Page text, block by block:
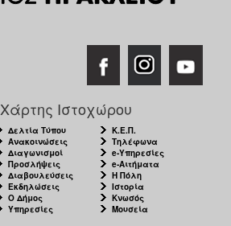
Χάρτης Ιστοχώρου
Δελτία Τύπου
Ανακοινώσεις
Διαγωνισμοί
Προσλήψεις
Διαβουλεύσεις
Εκδηλώσεις
Ο Δήμος
Υπηρεσίες
Κ.Ε.Π.
Τηλέφωνα
e-Υπηρεσίες
e-Αιτήματα
Η Πόλη
Ιστορία
Κνωσός
Μουσεία